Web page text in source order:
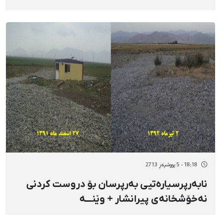
18:18 - 5 پووشپەڕ 2713
نابەرپرسیارەتیی بەرپرسان بۆ دروست کردنی
نەخۆشخانەی پیرانشار + وێنـــە